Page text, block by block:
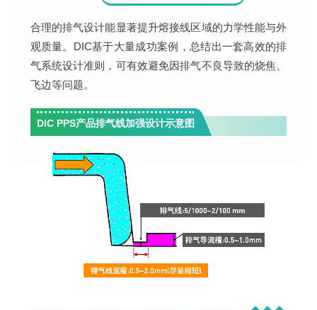
合理的排气设计能显著提升熔接线区域的力学性能与外
观质量。DIC基于大量成功案例，总结出一套高效的排
气系统设计准则，可有效避免因排气不良导致的烧焦、
飞边等问题。
DIC PPS产品排气线加强设计示意图